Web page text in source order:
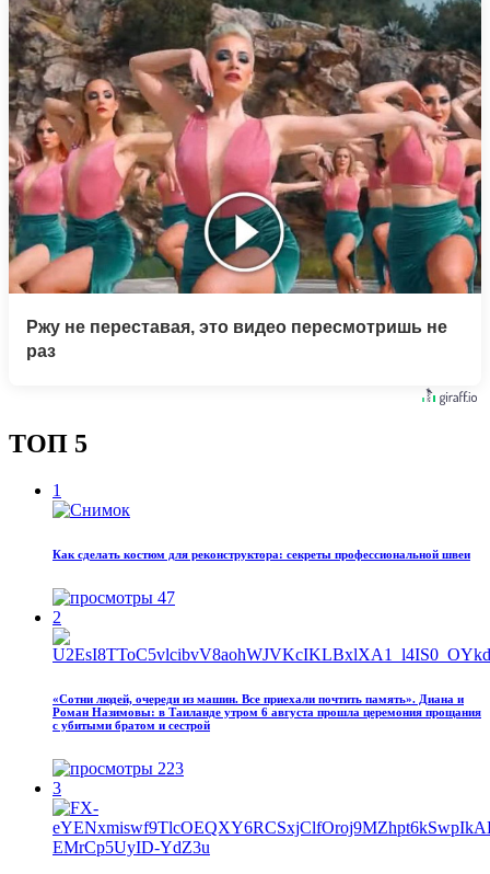
Ржу не переставая, это видео пересмотришь не
раз
ТОП 5
1
Как сделать костюм для реконструктора: секреты профессиональной швеи
47
2
«Сотни людей, очереди из машин. Все приехали почтить память». Диана и
Роман Назимовы: в Таиланде утром 6 августа прошла церемония прощания
с убитыми братом и сестрой
223
3